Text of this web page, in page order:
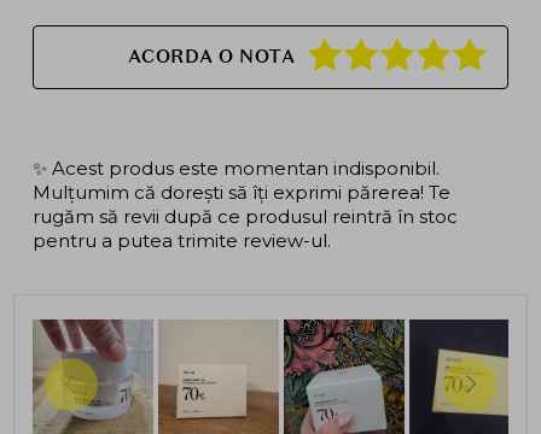
ACORDA O NOTA
✨ Acest produs este momentan indisponibil.
Mulțumim că dorești să îți exprimi părerea! Te
rugăm să revii după ce produsul reintră în stoc
pentru a putea trimite review-ul.